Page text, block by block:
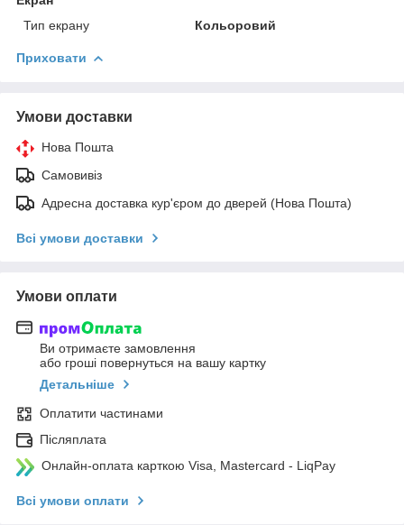
Тип екрану
Кольоровий
Приховати
Умови доставки
Нова Пошта
Самовивіз
Адресна доставка кур'єром до дверей (Нова Пошта)
Всі умови доставки
Умови оплати
Ви отримаєте замовлення
або гроші повернуться на вашу картку
Детальніше
Оплатити частинами
Післяплата
Онлайн-оплата карткою Visa, Mastercard - LiqPay
Всі умови оплати